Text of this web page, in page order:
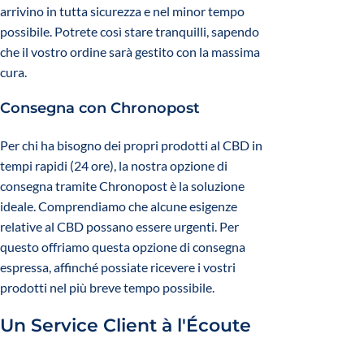
arrivino in tutta sicurezza e nel minor tempo
possibile. Potrete così stare tranquilli, sapendo
che il vostro ordine sarà gestito con la massima
cura.
Consegna con Chronopost
Per chi ha bisogno dei propri prodotti al CBD in
tempi rapidi (24 ore), la nostra opzione di
consegna tramite Chronopost è la soluzione
ideale. Comprendiamo che alcune esigenze
relative al CBD possano essere urgenti. Per
questo offriamo questa opzione di consegna
espressa, affinché possiate ricevere i vostri
prodotti nel più breve tempo possibile.
Un Service Client à l'Écoute